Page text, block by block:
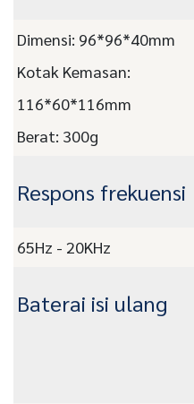
Dimensi: 96*96*40mm
Kotak Kemasan:
116*60*116mm
Berat: 300g
Respons frekuensi
65Hz - 20KHz
Baterai isi ulang